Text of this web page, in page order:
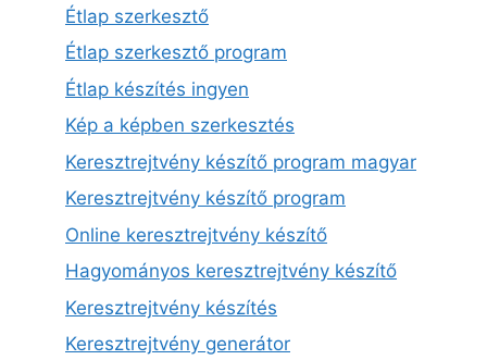
Étlap szerkesztő
Étlap szerkesztő program
Étlap készítés ingyen
Kép a képben szerkesztés
Keresztrejtvény készítő program magyar
Keresztrejtvény készítő program
Online keresztrejtvény készítő
Hagyományos keresztrejtvény készítő
Keresztrejtvény készítés
Keresztrejtvény generátor